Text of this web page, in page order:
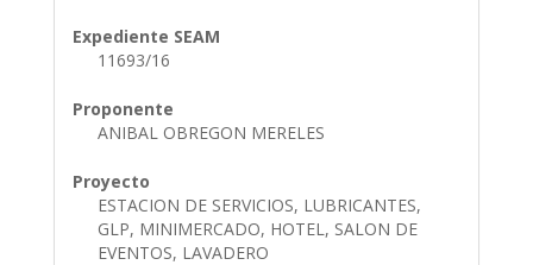
Expediente SEAM
11693/16
Proponente
ANIBAL OBREGON MERELES
Proyecto
ESTACION DE SERVICIOS, LUBRICANTES,
GLP, MINIMERCADO, HOTEL, SALON DE
EVENTOS, LAVADERO